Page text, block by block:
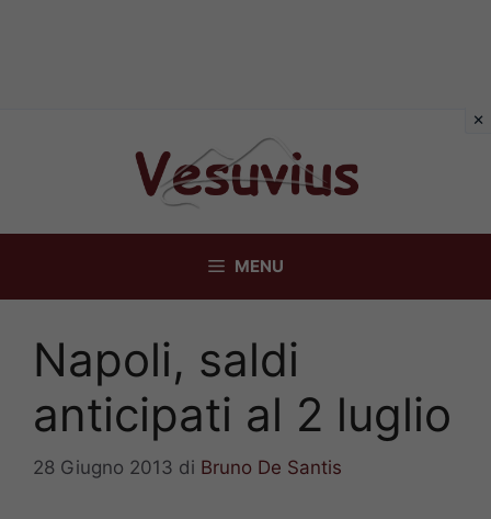
MENU
Napoli, saldi
anticipati al 2 luglio
28 Giugno 2013 di Bruno De Santis